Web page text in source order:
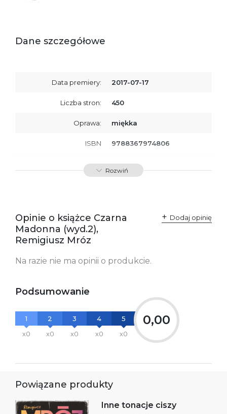
Dane szczegółowe
Data premiery: 2017-07-17
Liczba stron: 450
Oprawa: miękka
ISBN 9788367974806
SKU: K800601
Polska
kontakt@wydajenamsie.pl
informacje dotyczące
Rozwiń
Opinie o książce Czarna
Madonna (wyd.2),
Remigiusz Mróz
Dodaj opinię
Na razie nie ma opinii o produkcie.
Podsumowanie
1
x0
2
x0
3
x0
4
x0
5
x0
0,00
Powiązane produkty
Inne tonacje ciszy